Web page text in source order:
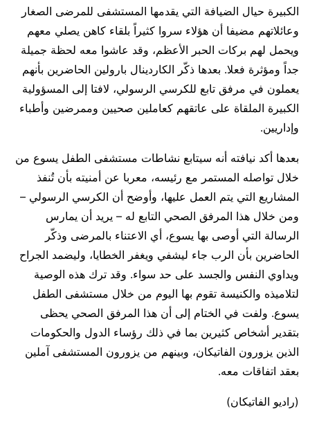
الكبيرة حيال الضيافة التي يقدمها المستشفى للمرضى الصغار
وعائلاتهم مضيفا أن هؤلاء سروا كثيراً بلقاء كاهن يصلي معهم
ويحمل لهم بركات الحبر الأعظم، وقد عاشوا معه لحظة جميلة
جداً ومؤثرة فعلا. بعدها ذكّر الكاردينال بارولين الحاضرين بأنهم
يعملون في مرفق تابع للكرسي الرسولي، لافتا إلى المسؤولية
الكبيرة الملقاة على عاتقهم كعاملين صحيين وممرضين وأطباء
وإداريين.
بعدها أكد نيافته أنه سيتابع نشاطات مستشفى الطفل يسوع من
خلال تواصله المستمر مع رئيسه، معربا عن أمنيته بأن تُنفذ
المشاريع التي يتم العمل عليها، وأوضح أن الكرسي الرسولي –
ومن خلال هذا المرفق الصحي التابع له – يريد أن يمارس
الرسالة التي أوصى بها يسوع، أي الاعتناء بالمرضى وذكّر
الحاضرين بأن الرب جاء ليشفي ويغفر الخطايا، وليضمد الجراح
ويداوي النفس والجسد على حد سواء. وقد ترك هذه الوصية
لتلاميذه والكنيسة تقوم بها اليوم من خلال مستشفى الطفل
يسوع. ولفت في الختام إلى أن هذا المرفق الصحي يحظى
بتقدير أشخاص كثيرين بما في ذلك رؤساء الدول والحكومات
الذين يزورون الفاتيكان، وبينهم من يزورون المستشفى آملين
بعقد اتفاقات معه.
(راديو الفاتيكان)